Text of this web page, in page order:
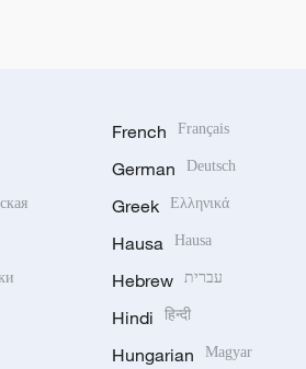
French Français
German Deutsch
Greek Ελληνικά
Hausa Hausa
Hebrew עברית
Hindi हिन्दी
Hungarian Magyar